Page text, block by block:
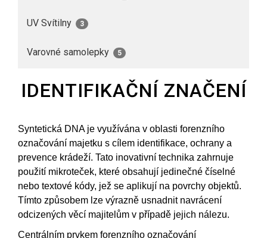
UV Svítilny 3
Varovné samolepky 5
IDENTIFIKAČNÍ ZNAČENÍ
Syntetická DNA je využívána v oblasti forenzního
označování majetku s cílem identifikace, ochrany a
prevence krádeží. Tato inovativní technika zahrnuje
použití mikroteček, které obsahují jedinečné číselné
nebo textové kódy, jež se aplikují na povrchy objektů.
Tímto způsobem lze výrazně usnadnit navrácení
odcizených věcí majitelům v případě jejich nálezu.
Centrálním prvkem forenzního označování